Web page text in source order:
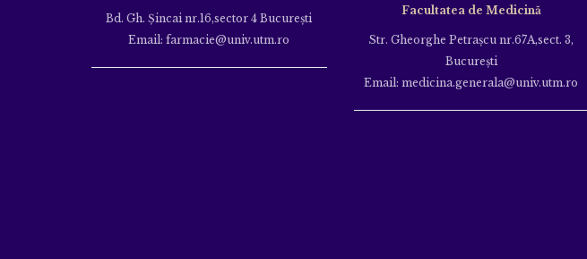
Bd. Gh. Şincai nr.16,sector 4 Bucureşti
Email: farmacie@univ.utm.ro
Facultatea de Medicină
Str. Gheorghe Petraşcu nr.67A,sect. 3,
Bucureşti
Email: medicina.generala@univ.utm.ro